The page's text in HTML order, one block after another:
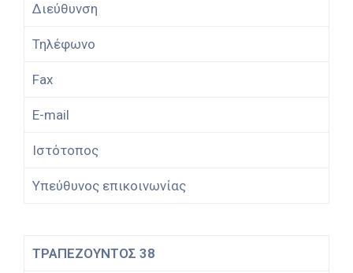
Διεύθυνση
Τηλέφωνο
Fax
E-mail
Ιστότοπος
Υπεύθυνος επικοινωνίας
ΤΡΑΠΕΖΟΥΝΤΟΣ 38